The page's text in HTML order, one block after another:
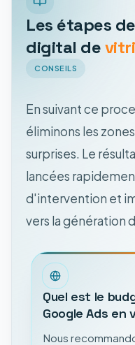
Les étapes
digital de
CONSEILS
En suivant ce
éliminons les
surprises. Le
lancées
d'intervention et
vers la génération
Quel est le
Google Ads en
Nous